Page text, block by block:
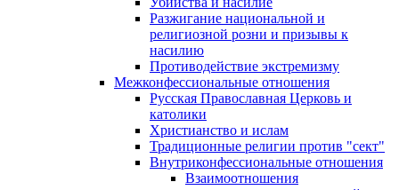
Разжигание национальной и
религиозной розни и призывы к
насилию
Противодействие экстремизму
Межконфессиональные отношения
Русская Православная Церковь и
католики
Христианство и ислам
Традиционные религии против "сект"
Внутриконфессиональные отношения
Взаимоотношения